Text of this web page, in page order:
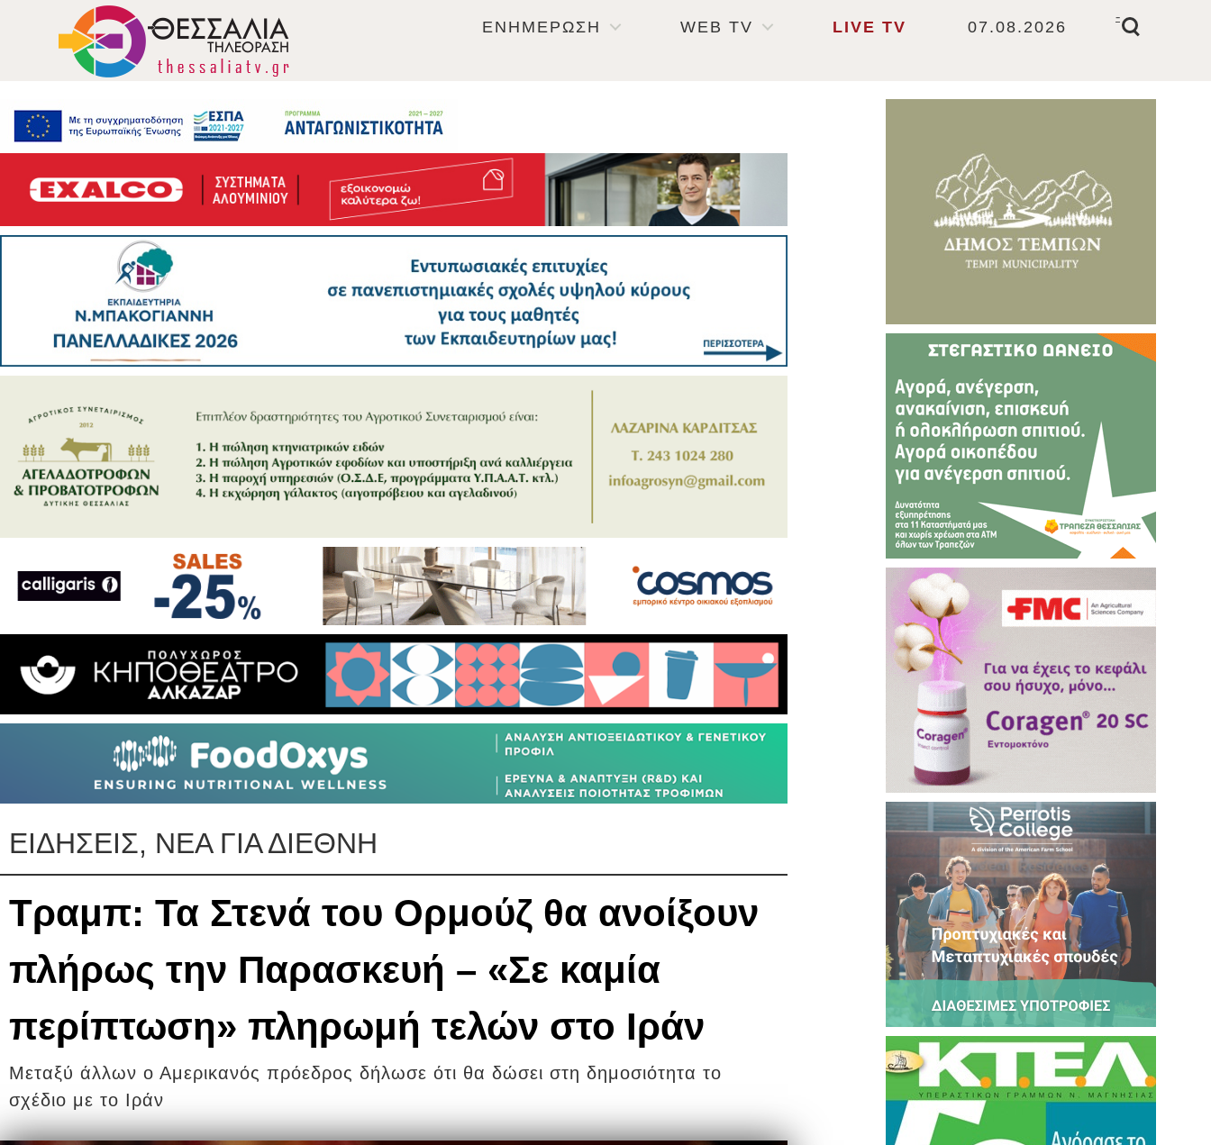
ΕΝΗΜΕΡΩΣΗ WEB TV LIVE TV 07.08.2026
-
ΕΙΔΗΣΕΙΣ, ΝΕΑ ΓΙΑ ΔΙΕΘΝΗ
Τραμπ: Τα Στενά του Ορμούζ θα ανοίξουν
πλήρως την Παρασκευή – «Σε καμία
περίπτωση» πληρωμή τελών στο Ιράν
Μεταξύ άλλων ο Αμερικανός πρόεδρος δήλωσε ότι θα δώσει στη δημοσιότητα το
σχέδιο με το Ιράν